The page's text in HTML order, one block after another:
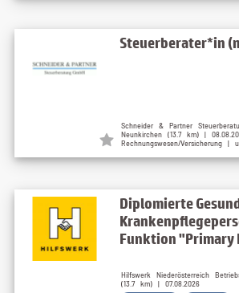
Steuerberater*in
Schneider & Partner
Neunkirchen (13.7 km) |
Rechnungswesen/Versicherung |
Diplomierte
Funktion "Primary
Hilfswerk Niederösterreich
(13.7 km) | 07.08.2026